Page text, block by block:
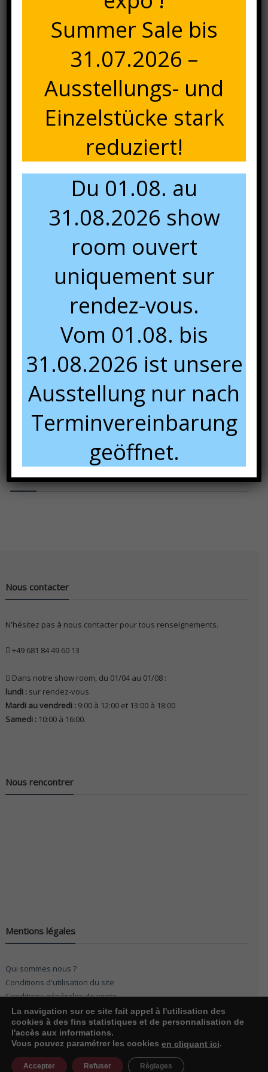
Fauteuil empilable Calas haut dossier, structure en
aluminium col. anthracite mat, habillage en toile textilène
(Egalement disponible en version fauteuil Relax Move Réf.
KF-M21933)
Panier
Nous contacter
N'hésitez pas à nous contacter pour tous renseignements.
+49 681 84 49 60 13
Dans notre show room, du 01/04 au 01/08 :
lundi : sur rendez-vous
Mardi au vendredi : 9:00 à 12:00 et 13:00 à 18:00
Samedi : 10:00 à 16:00.
Nous rencontrer
Mentions légales
Qui sommes nous ?
Conditions d'utilisation du site
Conditions générales de vente
. Réalisation 01form.com
Summer Sale bis
31.07.2026 –
Ausstellungs- und
Einzelstücke stark
reduziert!
Du 01.08. au
31.08.2026 show
room ouvert
uniquement sur
rendez-vous.
Vom 01.08. bis
31.08.2026 ist unsere
Ausstellung nur nach
Terminvereinbarung
geöffnet.
La navigation sur ce site fait appel à l'utilisation des
cookies à des fins statistiques et de personnalisation de
l'accès aux informations.
Vous pouvez paramétrer les cookies en cliquant ici.
Accepter Refuser Réglages